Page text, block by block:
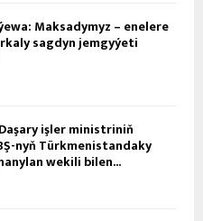
Maksadymyz – enelere
sagdyn jemgyýeti
işler ministriniň
nyň Türkmenistandaky
wekili bilen...